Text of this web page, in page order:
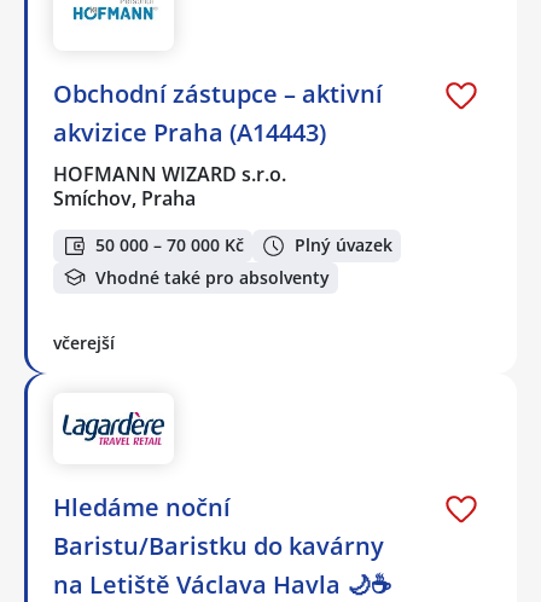
Obchodní zástupce – aktivní
akvizice Praha (A14443)
HOFMANN WIZARD s.r.o.
Smíchov, Praha
50 000 – 70 000 Kč
Plný úvazek
Vhodné také pro absolventy
včerejší
Hledáme noční
Baristu/Baristku do kavárny
na Letiště Václava Havla 🌙☕